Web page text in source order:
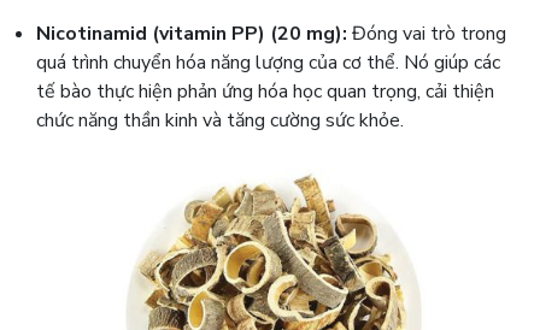
Nicotinamid (vitamin PP) (20 mg): Đóng vai trò trong
quá trình chuyển hóa năng lượng của cơ thể. Nó giúp các
tế bào thực hiện phản ứng hóa học quan trọng, cải thiện
chức năng thần kinh và tăng cường sức khỏe.